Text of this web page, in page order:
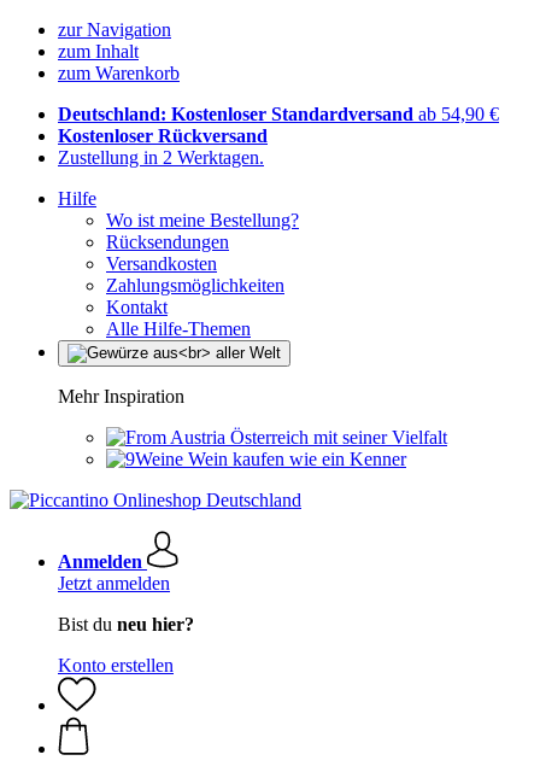
zur Navigation
zum Inhalt
zum Warenkorb
Deutschland: Kostenloser Standardversand ab 54,90 €
Kostenloser Rückversand
Zustellung in 2 Werktagen.
Hilfe
Wo ist meine Bestellung?
Rücksendungen
Versandkosten
Zahlungsmöglichkeiten
Kontakt
Alle Hilfe-Themen
Mehr Inspiration
Österreich mit seiner Vielfalt
Wein kaufen wie ein Kenner
Anmelden
Jetzt anmelden
Bist du neu hier?
Konto erstellen